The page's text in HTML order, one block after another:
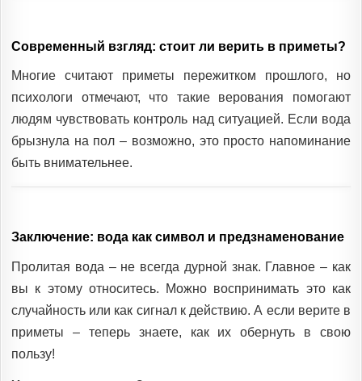
Современный взгляд: стоит ли верить в приметы?
Многие считают приметы пережитком прошлого, но
психологи отмечают, что такие верования помогают
людям чувствовать контроль над ситуацией. Если вода
брызнула на пол – возможно, это просто напоминание
быть внимательнее.
Заключение: вода как символ и предзнаменование
Пролитая вода – не всегда дурной знак. Главное – как
вы к этому относитесь. Можно воспринимать это как
случайность или как сигнал к действию. А если верите в
приметы – теперь знаете, как их обернуть в свою
пользу!